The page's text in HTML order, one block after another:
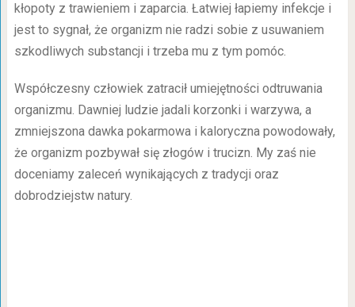
kłopoty z trawieniem i zaparcia. Łatwiej łapiemy infekcje i
jest to sygnał, że organizm nie radzi sobie z usuwaniem
szkodliwych substancji i trzeba mu z tym pomóc.
Współczesny człowiek zatracił umiejętności odtruwania
organizmu. Dawniej ludzie jadali korzonki i warzywa, a
zmniejszona dawka pokarmowa i kaloryczna powodowały,
że organizm pozbywał się złogów i trucizn. My zaś nie
doceniamy zaleceń wynikających z tradycji oraz
dobrodziejstw natury.